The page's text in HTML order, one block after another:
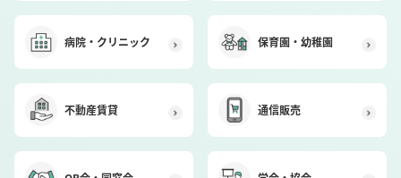
病院・クリニック 保育園・幼稚園
不動産賃貸 通信販売